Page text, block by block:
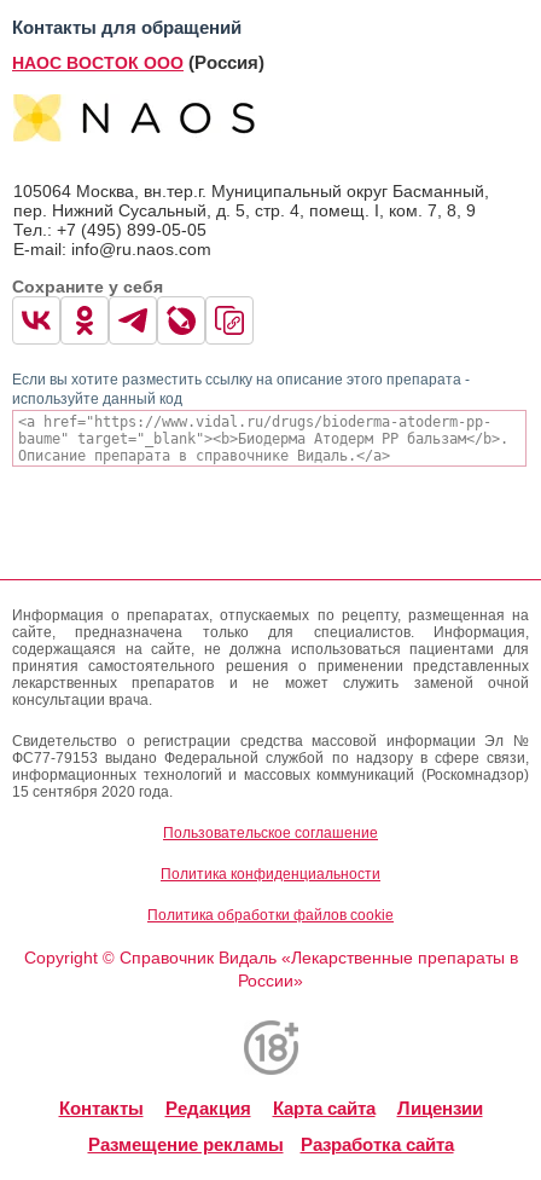
Контакты для обращений
НАОС ВОСТОК ООО (Россия)
105064 Москва, вн.тер.г. Муниципальный округ Басманный,
пер. Нижний Сусальный, д. 5, стр. 4, помещ. I, ком. 7, 8, 9
Тел.: +7 (495) 899-05-05
E-mail: info@ru.naos.com
Сохраните у себя
Если вы хотите разместить ссылку на описание этого препарата -
используйте данный код
Информация о препаратах, отпускаемых по рецепту, размещенная на
сайте, предназначена только для специалистов. Информация,
содержащаяся на сайте, не должна использоваться пациентами для
принятия самостоятельного решения о применении представленных
лекарственных препаратов и не может служить заменой очной
консультации врача.
Свидетельство о регистрации средства массовой информации Эл №
ФС77-79153 выдано Федеральной службой по надзору в сфере связи,
информационных технологий и массовых коммуникаций (Роскомнадзор)
15 сентября 2020 года.
Пользовательское соглашение
Политика конфиденциальности
Политика обработки файлов cookie
Copyright ©Справочник Видаль «Лекарственные препараты в
России»
Контакты Редакция Карта сайта
Лицензии
Размещение рекламы
Разработка сайта